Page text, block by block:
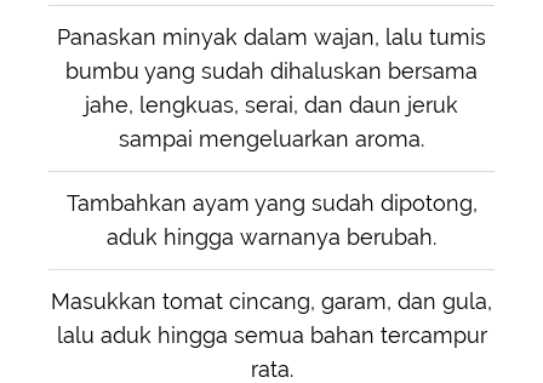
Panaskan minyak dalam wajan, lalu tumis
bumbu yang sudah dihaluskan bersama
jahe, lengkuas, serai, dan daun jeruk
sampai mengeluarkan aroma.
Tambahkan ayam yang sudah dipotong,
aduk hingga warnanya berubah.
Masukkan tomat cincang, garam, dan gula,
lalu aduk hingga semua bahan tercampur
rata.